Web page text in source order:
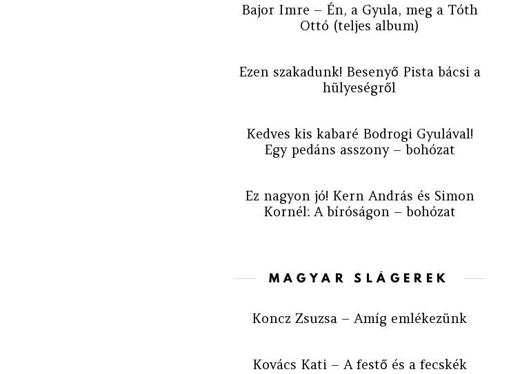
Bajor Imre – Én, a Gyula, meg a Tóth
Ottó (teljes album)
Ezen szakadunk! Besenyő Pista bácsi a
hülyeségről
Kedves kis kabaré Bodrogi Gyulával!
Egy pedáns asszony – bohózat
Ez nagyon jó! Kern András és Simon
Kornél: A bíróságon – bohózat
MAGYAR SLÁGEREK
Koncz Zsuzsa – Amíg emlékezünk
Kovács Kati – A festő és a fecskék